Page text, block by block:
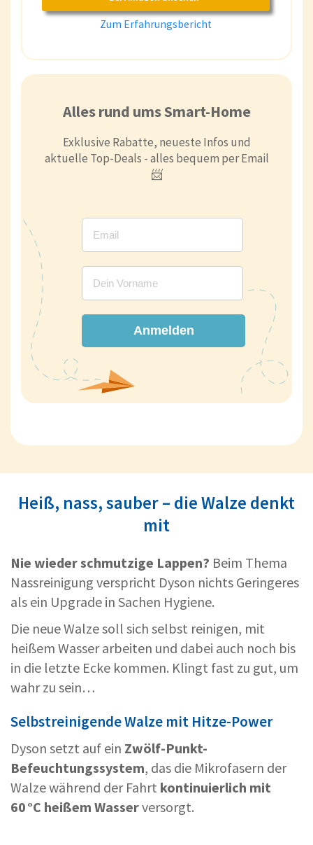
Zum Erfahrungsbericht
Alles rund ums Smart-Home
Exklusive Rabatte, neueste Infos und
aktuelle Top-Deals - alles bequem per Email
📨
Anmelden
Heiß, nass, sauber – die Walze denkt
mit
Nie wieder schmutzige Lappen? Beim Thema
Nassreinigung verspricht Dyson nichts Geringeres
als ein Upgrade in Sachen Hygiene.
Die neue Walze soll sich selbst reinigen, mit
heißem Wasser arbeiten und dabei auch noch bis
in die letzte Ecke kommen. Klingt fast zu gut, um
wahr zu sein…
Selbstreinigende Walze mit Hitze-Power
Dyson setzt auf ein Zwölf-Punkt-
Befeuchtungssystem, das die Mikrofasern der
Walze während der Fahrt kontinuierlich mit
60 °C heißem Wasserversorgt.